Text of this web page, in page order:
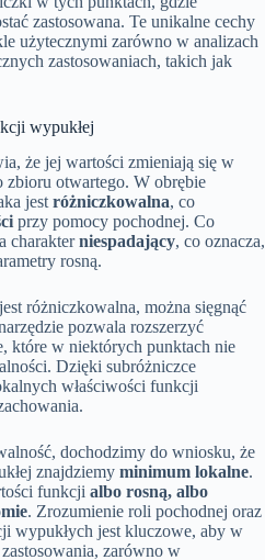
zastosowana. Te unikalne cechy
użytecznymi zarówno w analizach
zastosowaniach, takich jak
wypukłej
że jej wartości zmieniają się w
zbioru otwartego. W obrębie
jestróżniczkowalna, co
przy pomocy pochodnej. Co
charakterniespadający, co oznacza,
rosną.
różniczkowalna, można sięgnąć
pozwala rozszerzyć
które w niektórych punktach nie
Dzięki subróżniczce
właściwości funkcji
dochodzimy do wniosku, że
znajdziemy minimum lokalne.
funkcji albo rosną, albo
. Zrozumienie roli pochodnej oraz
wypukłych jest kluczowe, aby w
zarówno w